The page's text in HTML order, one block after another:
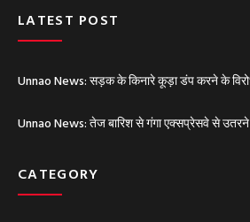
LATEST POST
Unnao News: सड़क के किनारे कूड़ा डंप करने के विरोध
Unnao News: तेज बारिश से गंगा एक्सप्रेसवे से उतरने
CATEGORY